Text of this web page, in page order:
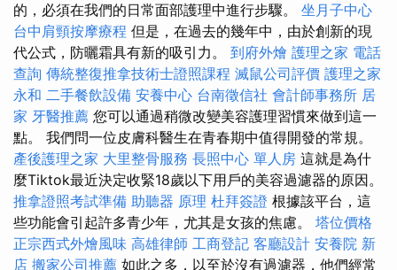
的，必須在我們的日常面部護理中進行步驟。 坐月子中心
台中肩頸按摩療程 但是，在過去的幾年中，由於創新的現
代公式，防曬霜具有新的吸引力。 到府外燴 護理之家 電話
查詢 傳統整復推拿技術士證照課程 滅鼠公司評價 護理之家
永和 二手餐飲設備 安養中心 台南徵信社 會計師事務所 居
家 牙醫推薦 您可以通過稍微改變美容護理習慣來做到這一
點。 我們問一位皮膚科醫生在青春期中值得開發的常規。
產後護理之家 大里整骨服務 長照中心 單人房 這就是為什
麼Tiktok最近決定收緊18歲以下用戶的美容過濾器的原因。
推拿證照考試準備 助聽器 原理 杜拜簽證 根據該平台，這
些功能會引起許多青少年，尤其是女孩的焦慮。 塔位價格
正宗西式外燴風味 高雄律師 工商登記 客廳設計 安養院 新
店 搬家公司推薦 如此之多，以至於沒有過濾器，他們經常